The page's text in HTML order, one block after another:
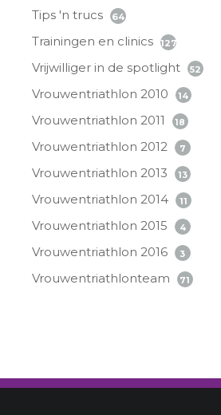
Tips 'n trucs 64
Trainingen en clinics 127
Vrijwilliger in de spotlight 52
Vrouwentriathlon 2010 14
Vrouwentriathlon 2011 18
Vrouwentriathlon 2012 7
Vrouwentriathlon 2013 13
Vrouwentriathlon 2014 11
Vrouwentriathlon 2015 4
Vrouwentriathlon 2016 3
Vrouwentriathlonteam 71